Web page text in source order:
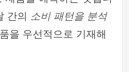
간의 소비 패턴을 분석
을 우선적으로 기재해